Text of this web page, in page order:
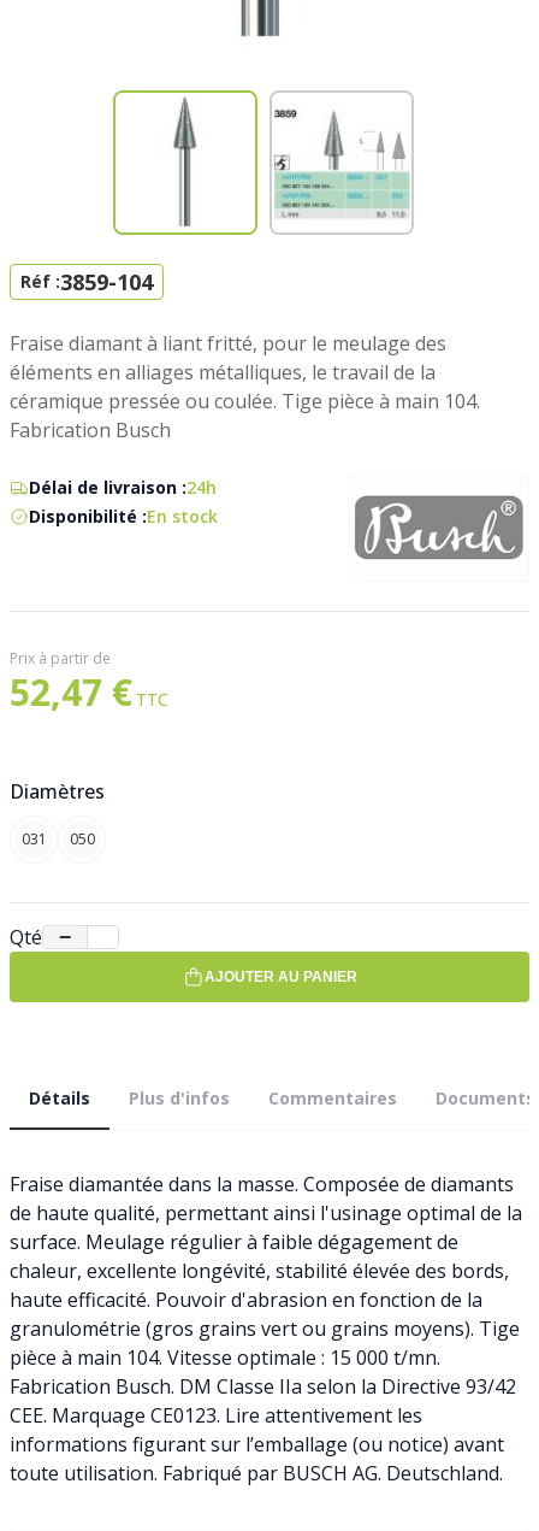
Réf :3859-104
Fraise diamant à liant fritté, pour le meulage des
éléments en alliages métalliques, le travail de la
céramique pressée ou coulée. Tige pièce à main 104.
Fabrication Busch
Délai de livraison :24h
Disponibilité :En stock
Prix à partir de
52,47 €
Diamètres
031 050
Qté −
AJOUTER AU PANIER
Détails Plus d'infos Commentaires Documents
Fraise diamantée dans la masse. Composée de diamants
de haute qualité, permettant ainsi l'usinage optimal de la
surface. Meulage régulier à faible dégagement de
chaleur, excellente longévité, stabilité élevée des bords,
haute efficacité. Pouvoir d'abrasion en fonction de la
granulométrie (gros grains vert ou grains moyens). Tige
pièce à main 104. Vitesse optimale : 15 000 t/mn.
Fabrication Busch. DM Classe IIa selon la Directive 93/42
CEE. Marquage CE0123. Lire attentivement les
informations figurant sur l’emballage (ou notice) avant
toute utilisation. Fabriqué par BUSCH AG. Deutschland.